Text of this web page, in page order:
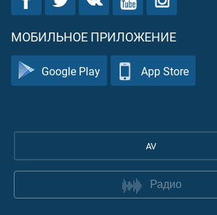
МОБИЛЬНОЕ ПРИЛОЖЕНИЕ
Google Play App Store
AV
Радио